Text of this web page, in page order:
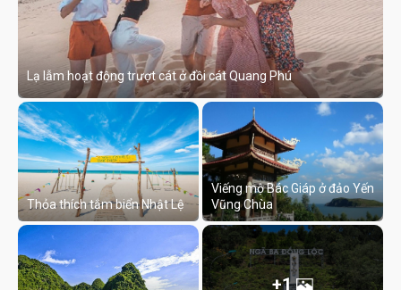
Lạ lẫm hoạt động trượt cát ở đồi cát Quang Phú
Thỏa thích tắm biển Nhật Lệ
Viếng mộ Bác Giáp ở đảo Yến
Vũng Chùa
+1